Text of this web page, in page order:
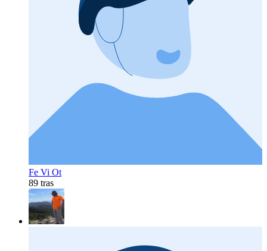
Fe Vi Ot
89 tras